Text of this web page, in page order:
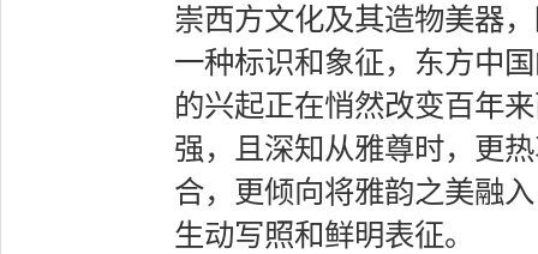
崇西方文化及其造物美器
一种标识和象征，东方中
的兴起正在悄然改变百年
强，且深知从雅尊时，更
合，更倾向将雅韵之美融
生动写照和鲜明表征。